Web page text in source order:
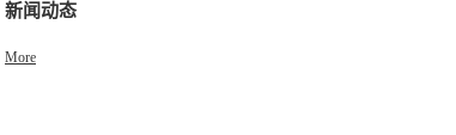
新闻动态
More